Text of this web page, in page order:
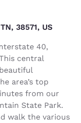
38571, US
40,
central
area’s top
from our
State Park.
walk the various